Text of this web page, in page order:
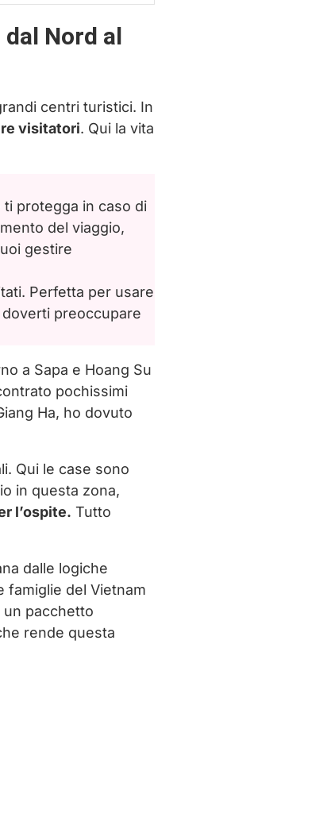
Nord al
centri turistici. In
visitatori. Qui la vita
ti protegga in caso di
del viaggio,
gestire
Perfetta per usare
preoccupare
a Sapa e Hoang Su
pochissimi
Ha, ho dovuto
Qui le case sono
in questa zona,
l’ospite. Tutto
dalle logiche
famiglie del Vietnam
pacchetto
rende questa